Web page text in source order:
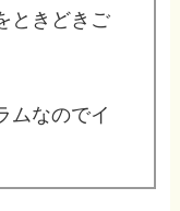
ときどきご
ムなのでイ